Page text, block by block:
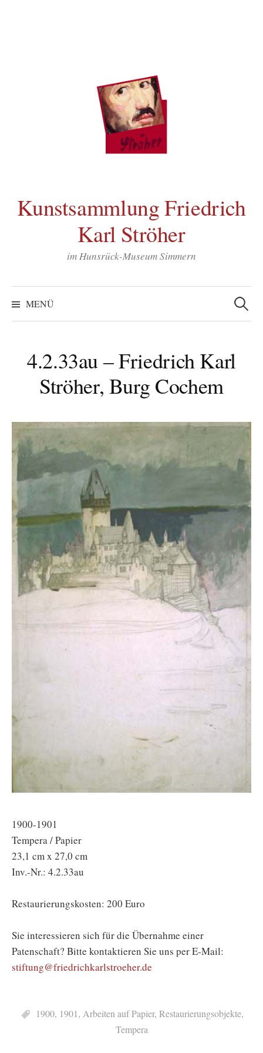
Kunstsammlung Friedrich
Karl Ströher
im Hunsrück-Museum Simmern
MENÜ
Suchen
nach:
4.2.33au – Friedrich Karl
Ströher, Burg Cochem
1900-1901
Tempera / Papier
23,1 cm x 27,0 cm
Inv.-Nr.: 4.2.33au
Restaurierungskosten: 200 Euro
Sie interessieren sich für die Übernahme einer
Patenschaft? Bitte kontaktieren Sie uns per E-Mail:
stiftung@friedrichkarlstroeher.de
1900, 1901, Arbeiten auf Papier, Restaurierungsobjekte,
Tempera